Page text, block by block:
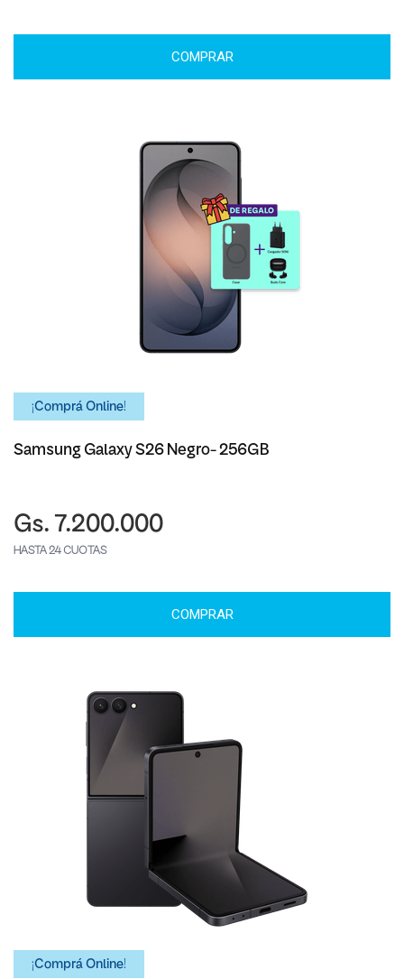
COMPRAR
¡Comprá Online!
Samsung Galaxy S26 Negro- 256GB
Gs. 7.200.000
HASTA 24 CUOTAS
COMPRAR
¡Comprá Online!